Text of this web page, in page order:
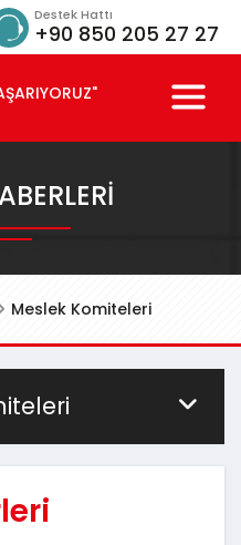
Destek Hattı
+90 850 205 27 27
Meslek Komiteleri